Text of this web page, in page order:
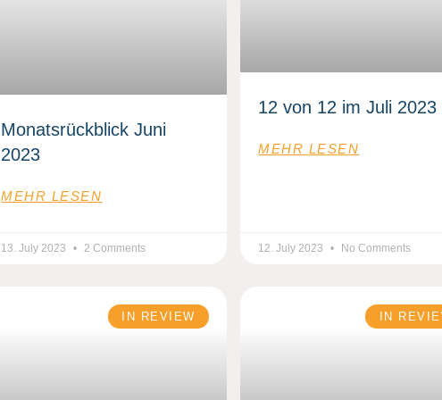
Monatsrückblick Juni
2023
MEHR LESEN
13. July 2023 2 Comments
12 von 12 im Juli 2023
MEHR LESEN
12. July 2023 No Comments
IN REVIEW IN